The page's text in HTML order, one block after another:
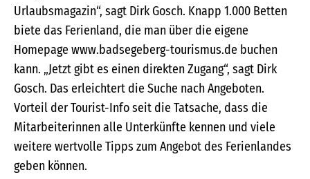
Urlaubsmagazin“, sagt Dirk Gosch. Knapp 1.000 Betten
biete das Ferienland, die man über die eigene
Homepage www.badsegeberg-tourismus.de buchen
kann. „Jetzt gibt es einen direkten Zugang“, sagt Dirk
Gosch. Das erleichtert die Suche nach Angeboten.
Vorteil der Tourist-Info seit die Tatsache, dass die
Mitarbeiterinnen alle Unterkünfte kennen und viele
weitere wertvolle Tipps zum Angebot des Ferienlandes
geben können.